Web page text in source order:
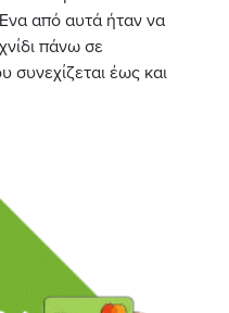
από αυτά ήταν να
πάνω σε
συνεχίζεται έως και